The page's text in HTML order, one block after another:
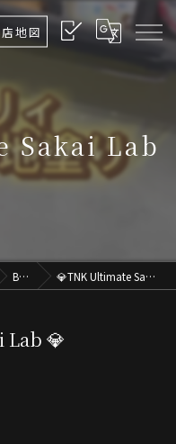
地図
Sakai Lab
Blog 💎TNK Ultimate Sakai Lab 💎
Lab 💎